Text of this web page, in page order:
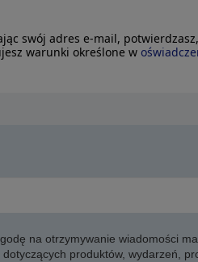
swój adres e-mail,
warunki określone w
na otrzymywanie wiadomości
produktów, wydarzeń,